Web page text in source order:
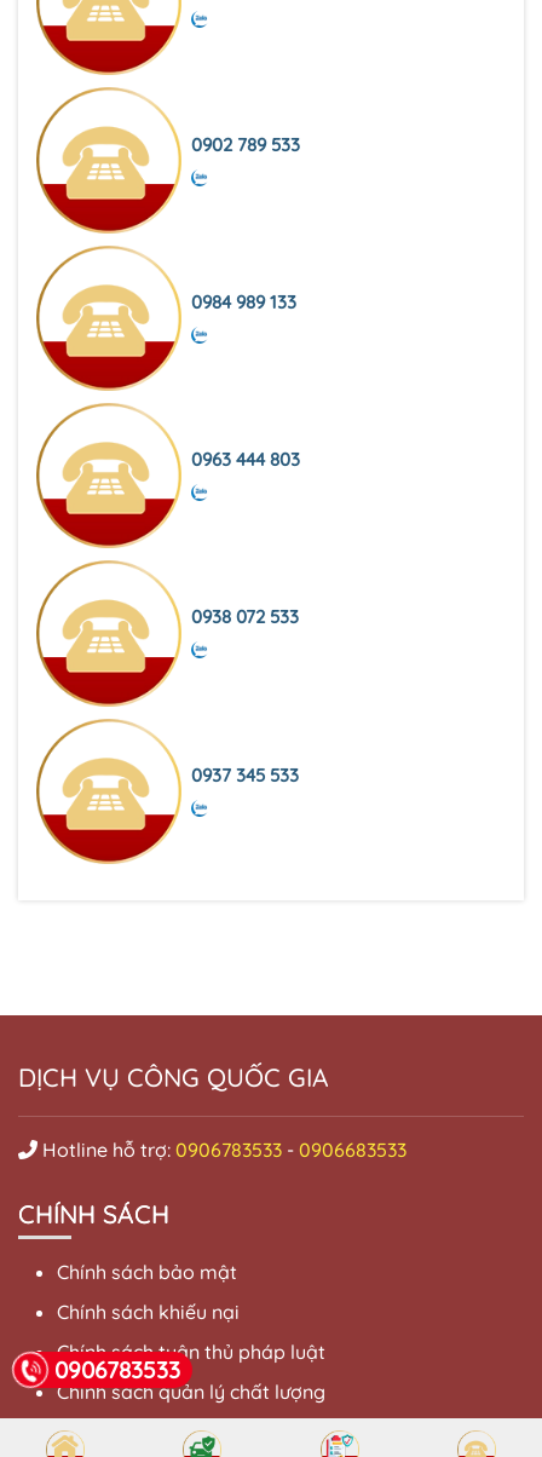
0902 789 533
0984 989 133
0963 444 803
0938 072 533
0937 345 533
DỊCH VỤ CÔNG QUỐC GIA
Hotline hỗ trợ: 0906783533 - 0906683533
0906783533
CHÍNH SÁCH
Chính sách bảo mật
Chính sách khiếu nại
Chính sách tuân thủ pháp luật
Chính sách quản lý chất lượng
Điều khoản sử dụng